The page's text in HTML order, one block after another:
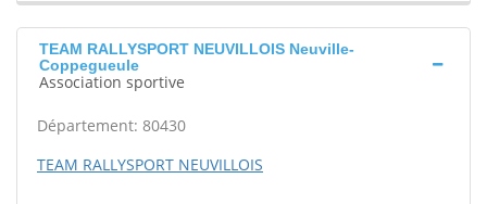
TEAM RALLYSPORT NEUVILLOIS Neuville-
Coppegueule
Association sportive
Département: 80430
TEAM RALLYSPORT NEUVILLOIS